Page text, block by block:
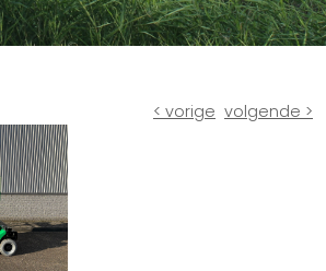
terrein heftrucks
en laders
< vorige volgende >